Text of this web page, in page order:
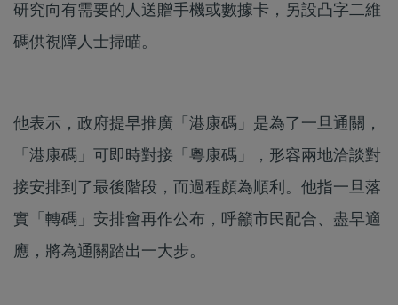
研究向有需要的人送贈手機或數據卡，另設凸字二維
碼供視障人士掃瞄。
他表示，政府提早推廣「港康碼」是為了一旦通關，
「港康碼」可即時對接「粵康碼」，形容兩地洽談對
接安排到了最後階段，而過程頗為順利。他指一旦落
實「轉碼」安排會再作公布，呼籲市民配合、盡早適
應，將為通關踏出一大步。